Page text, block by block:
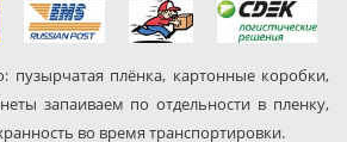
пузырчатая плёнка, картонные коробки,
запаиваем по отдельности в пленку,
во время транспортировки.